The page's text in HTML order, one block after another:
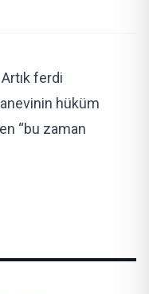
ferdi
hüküm
“bu zaman